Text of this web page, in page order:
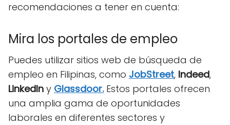
recomendaciones a tener en cuenta:
Mira los portales de empleo
Puedes utilizar sitios web de búsqueda de
empleo en Filipinas, como JobStreet, Indeed,
LinkedIn y Glassdoor.Estos portales ofrecen
una amplia gama de oportunidades
laborales en diferentes sectores y